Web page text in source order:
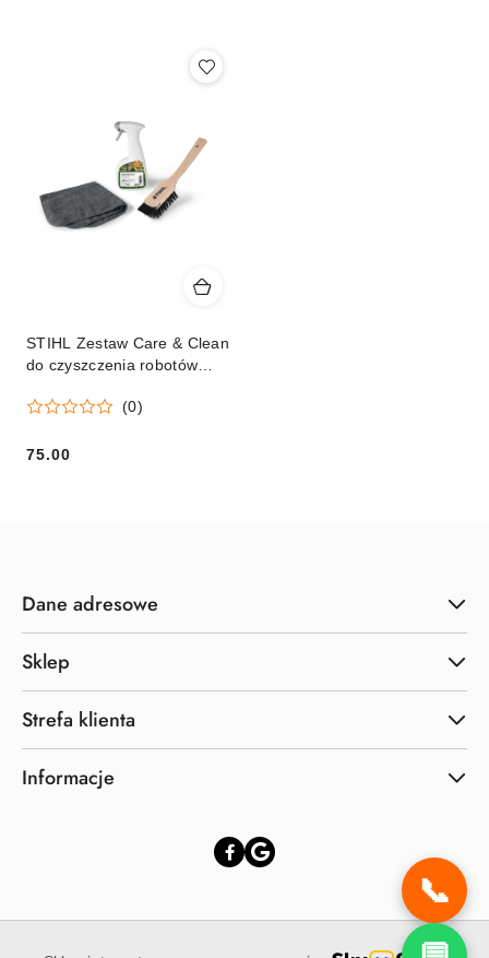
📞
STIHL Zestaw Care & Clean
do czyszczenia robotów
(0)
75.00
Dane adresowe
Sklep
Strefa klienta
Informacje